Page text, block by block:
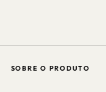
SOBRE O PRODUTO